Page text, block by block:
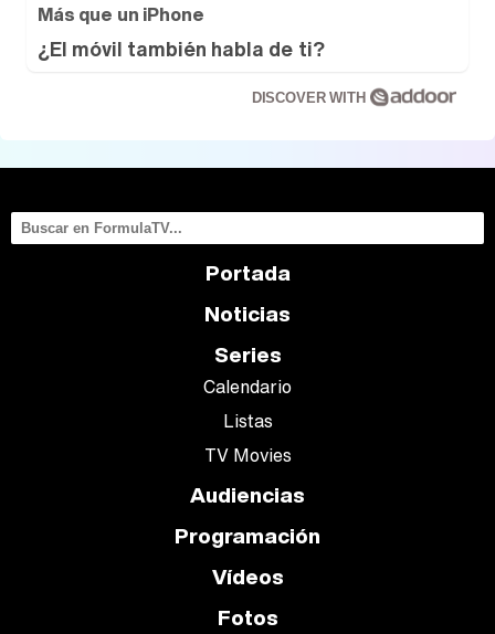
Más que un iPhone
¿El móvil también habla de ti?
DISCOVER WITH
Portada
Noticias
Series
Calendario
Listas
TV Movies
Audiencias
Programación
Vídeos
Fotos